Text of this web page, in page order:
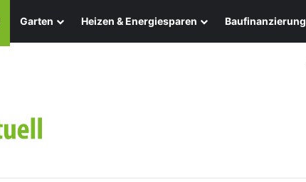
Garten Heizen & Energiesparen Baufinanzierung